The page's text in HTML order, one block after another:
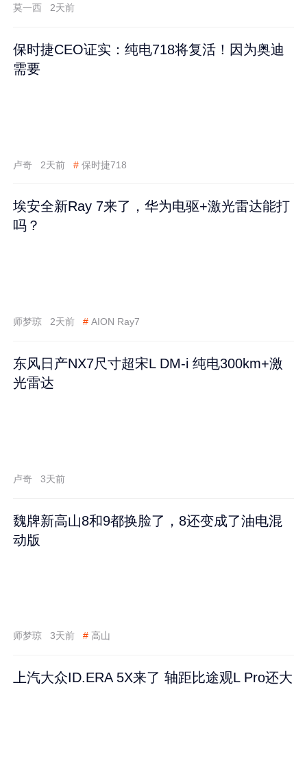
莫一西 2天前
保时捷CEO证实：纯电718将复活！因为奥迪
需要
卢奇 2天前 # 保时捷718
埃安全新Ray 7来了，华为电驱+激光雷达能打
吗？
师梦琼 2天前 # AION Ray7
东风日产NX7尺寸超宋L DM-i 纯电300km+激
光雷达
卢奇 3天前
魏牌新高山8和9都换脸了，8还变成了油电混
动版
师梦琼 3天前 # 高山
上汽大众ID.ERA 5X来了 轴距比途观L Pro还大